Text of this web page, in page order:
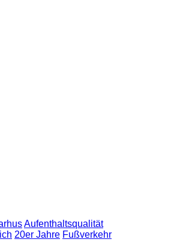
Aufenthaltsqualität
20er Jahre Fußverkehr